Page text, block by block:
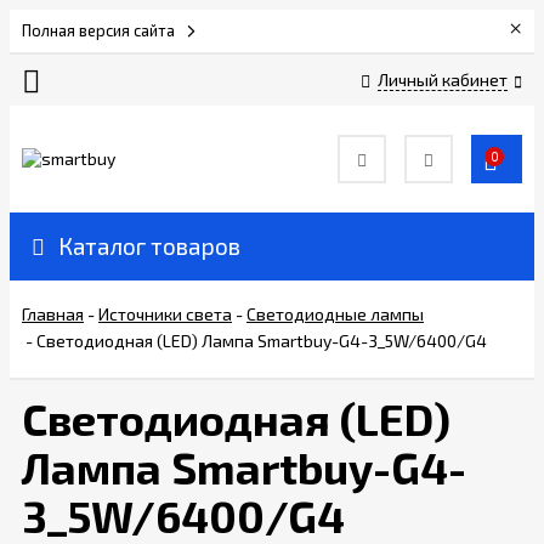
Полная версия сайта ×
Личный кабинет
компании
Вакансии
Доставка
и
оплата
0
Каталог товаров
Главная -Источники света -Светодиодные лампы
-Светодиодная (LED) Лампа Smartbuy-G4-3_5W/6400/G4
Светодиодная (LED)
Лампа Smartbuy-G4-
3_5W/6400/G4